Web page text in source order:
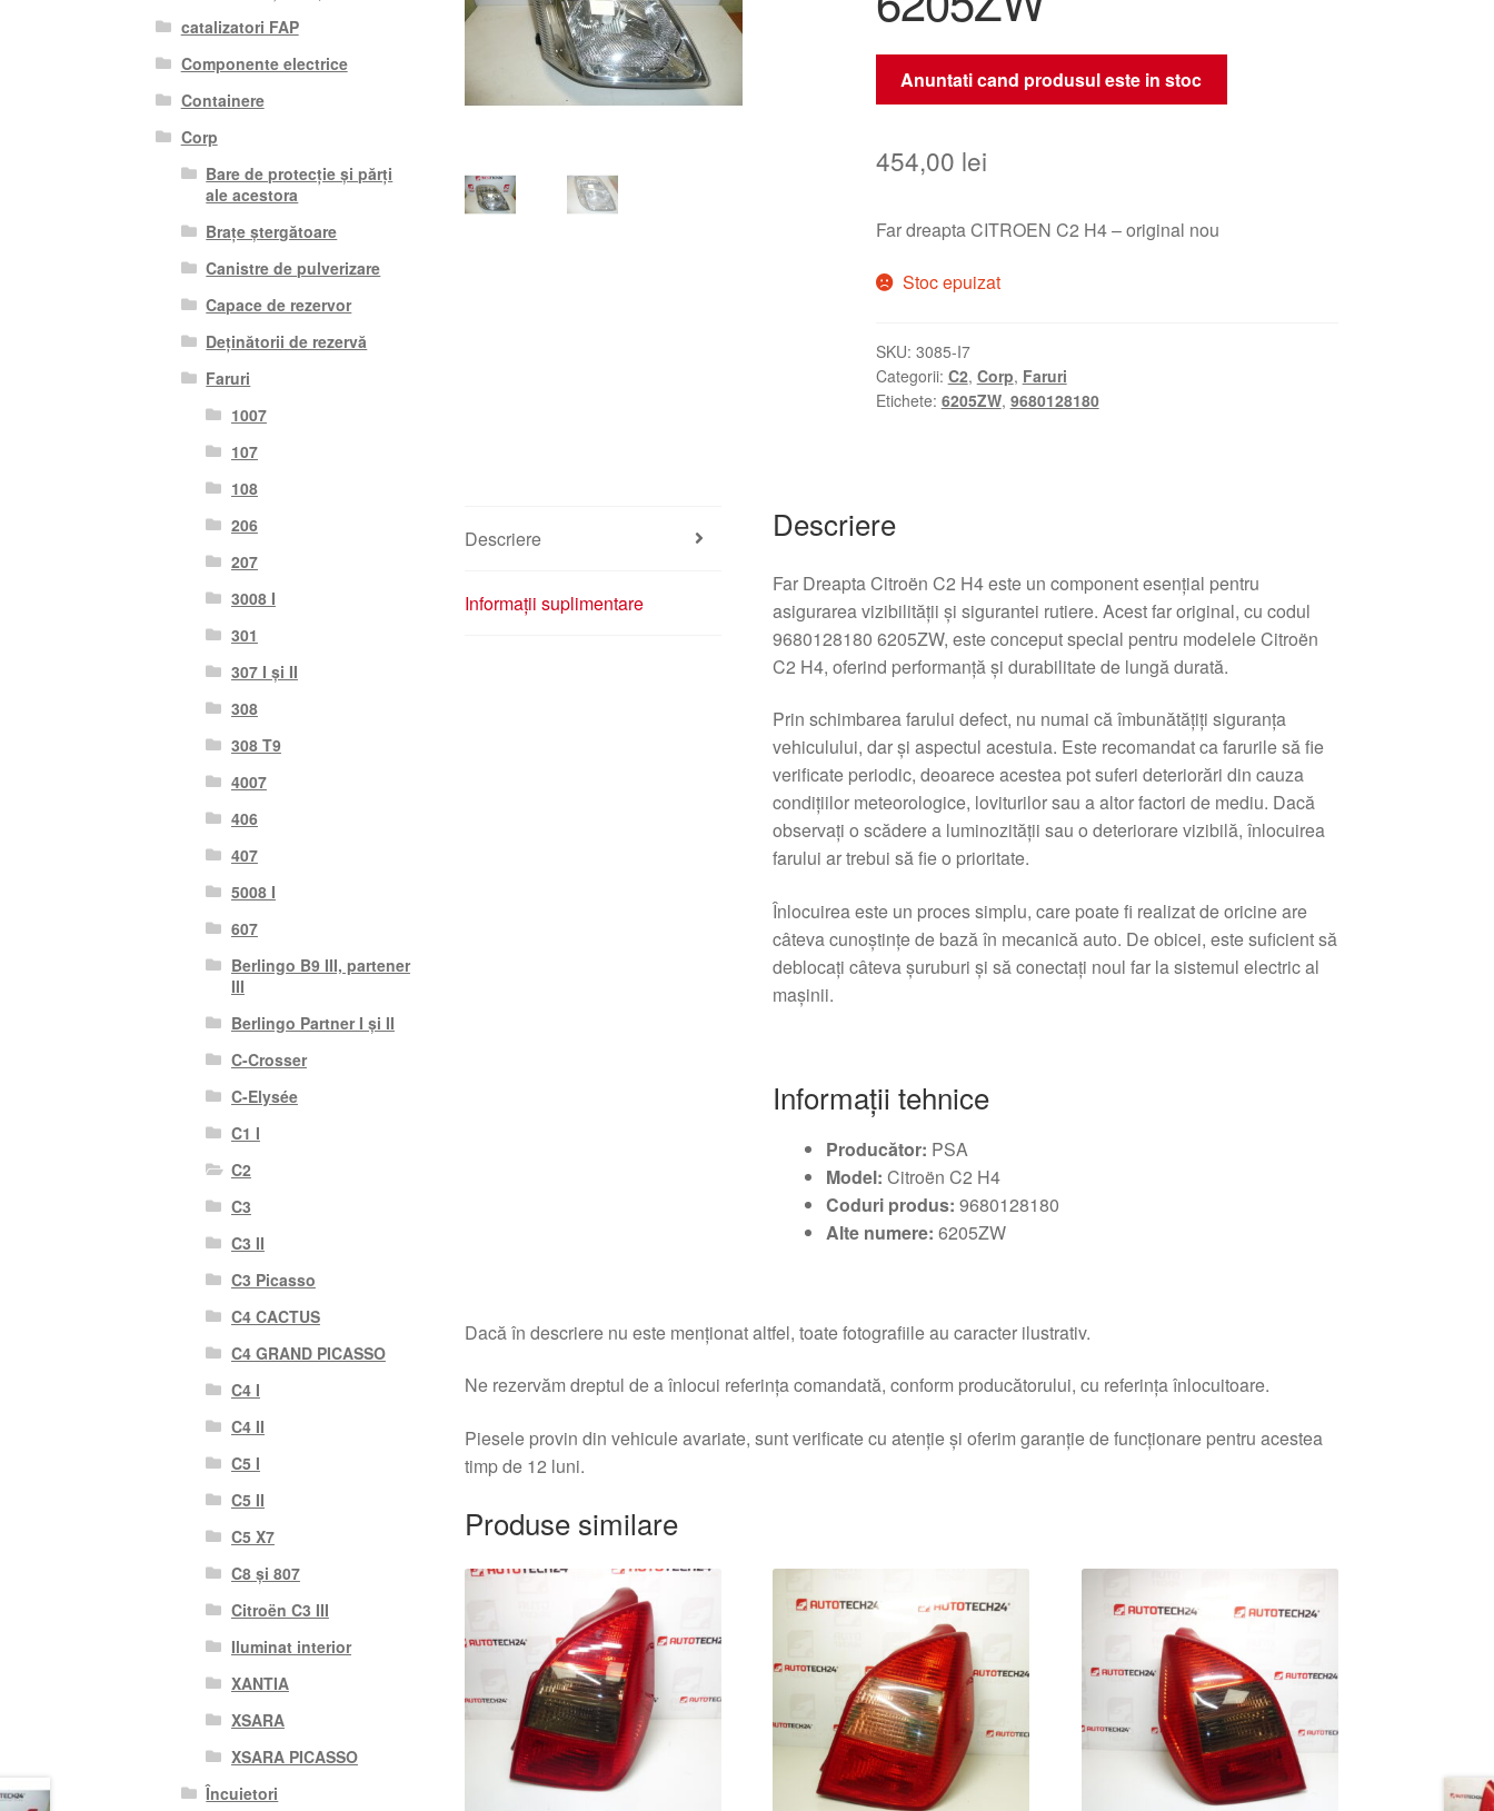
Anuntati cand produsul este in stoc
454,00 lei
Far dreapta CITROEN C2 H4 – original nou
Stoc epuizat
SKU: 3085-I7
Categorii: C2, Corp, Faruri
Etichete: 6205ZW, 9680128180
Descriere
Informații suplimentare
Descriere
Far Dreapta Citroën C2 H4 este un component esențial pentru
asigurarea vizibilității și sigurantei rutiere. Acest far original, cu codul
9680128180 6205ZW, este conceput special pentru modelele Citroën
C2 H4, oferind performanță și durabilitate de lungă durată.
Prin schimbarea farului defect, nu numai că îmbunătățiți siguranța
vehiculului, dar și aspectul acestuia. Este recomandat ca farurile să fie
verificate periodic, deoarece acestea pot suferi deteriorări din cauza
condițiilor meteorologice, loviturilor sau a altor factori de mediu. Dacă
observați o scădere a luminozității sau o deteriorare vizibilă, înlocuirea
farului ar trebui să fie o prioritate.
Înlocuirea este un proces simplu, care poate fi realizat de oricine are
câteva cunoștințe de bază în mecanică auto. De obicei, este suficient să
deblocați câteva șuruburi și să conectați noul far la sistemul electric al
mașinii.
Informații tehnice
Producător: PSA
Model: Citroën C2 H4
Coduri produs: 9680128180
Alte numere: 6205ZW
Dacă în descriere nu este menționat altfel, toate fotografiile au caracter ilustrativ.
Ne rezervăm dreptul de a înlocui referința comandată, conform producătorului, cu referința înlocuitoare.
Piesele provin din vehicule avariate, sunt verificate cu atenție și oferim garanție de funcționare pentru acestea
timp de 12 luni.
Produse similare
catalizatori FAP
Componente electrice
Containere
Corp
Bare de protecție și părți
ale acestora
Brațe ștergătoare
Canistre de pulverizare
Capace de rezervor
Deținătorii de rezervă
Faruri
1007
107
108
206
207
3008 I
301
307 I și II
308
308 T9
4007
406
407
5008 I
607
Berlingo B9 III, partener
III
Berlingo Partner I și II
C-Crosser
C-Elysée
C1 I
C2
C3
C3 II
C3 Picasso
C4 CACTUS
C4 GRAND PICASSO
C4 I
C4 II
C5 I
C5 II
C5 X7
C8 și 807
Citroën C3 III
Iluminat interior
XANTIA
XSARA
XSARA PICASSO
Încuietori